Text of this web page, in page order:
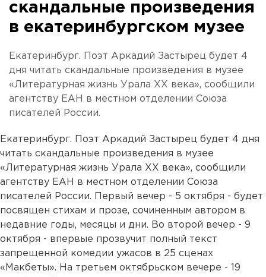
скандальные произведения
в екатеринбургском музее
Екатеринбург. Поэт Аркадий Застырец будет 4
дня читать скандальные произведения в музее
«Литературная жизнь Урала ХХ века», сообщили
агентству ЕАН в местном отделении Союза
писателей России.
Екатеринбург. Поэт Аркадий Застырец будет 4 дня
читать скандальные произведения в музее
«Литературная жизнь Урала ХХ века», сообщили
агентству ЕАН в местном отделении Союза
писателей России. Первый вечер - 5 октября - будет
посвящен стихам и прозе, сочиненным автором в
недавние годы, месяцы и дни. Во второй вечер - 9
октября - впервые прозвучит полный текст
запрещенной комедии ужасов в 25 сценах
«Макбеты». На третьем октябрьском вечере - 19